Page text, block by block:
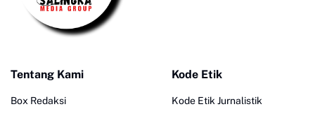
Tentang Kami
Box Redaksi
Kode Etik
Kode Etik Jurnalistik